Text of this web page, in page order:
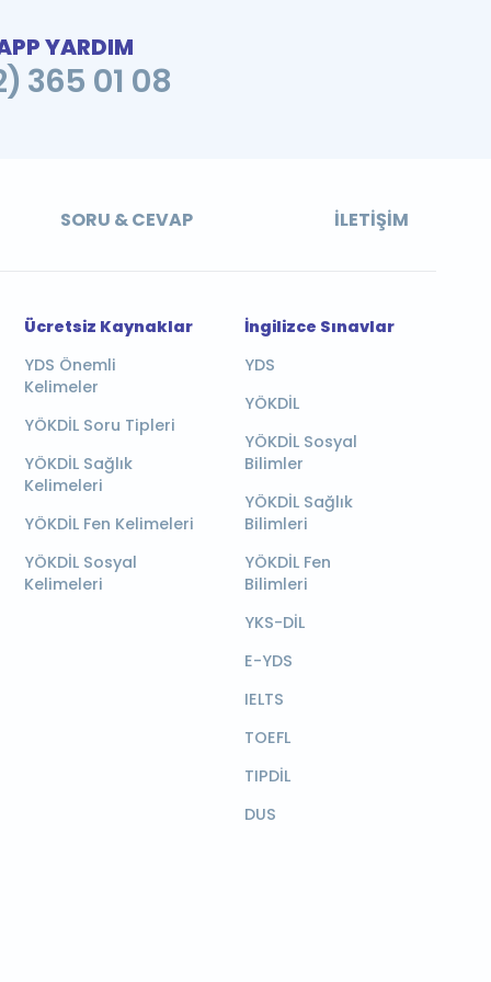
YARDIM
365 01 08
SORU & CEVAP İLETIŞIM
Ücretsiz Kaynaklar
YDS Önemli
Kelimeler
YÖKDİL Soru Tipleri
YÖKDİL Sağlık
Kelimeleri
YÖKDİL Fen Kelimeleri
YÖKDİL Sosyal
Kelimeleri
İngilizce Sınavlar
YDS
YÖKDİL
YÖKDİL Sosyal
Bilimler
YÖKDİL Sağlık
Bilimleri
YÖKDİL Fen
Bilimleri
YKS-DİL
E-YDS
IELTS
TOEFL
TIPDİL
DUS